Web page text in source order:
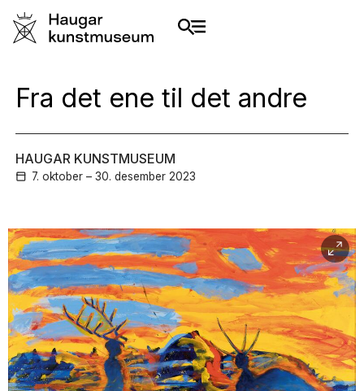
Fra det ene til det andre
HAUGAR KUNSTMUSEUM
7. oktober – 30. desember 2023